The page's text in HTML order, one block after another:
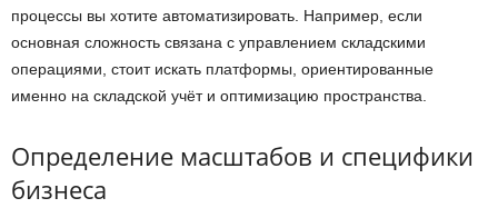
процессы вы хотите автоматизировать. Например, если
основная сложность связана с управлением складскими
операциями, стоит искать платформы, ориентированные
именно на складской учёт и оптимизацию пространства.
Определение масштабов и специфики
бизнеса